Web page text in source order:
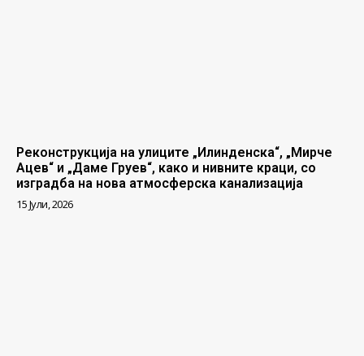
Реконструкција на улиците „Илинденска“, „Мирче
Ацев“ и „Даме Груев“, како и нивните краци, со
изградба на нова атмосферска канализација
15 Јули, 2026